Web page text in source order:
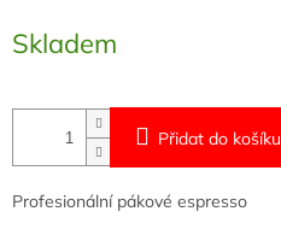
cena:
Skladem
Přidat do košíku
Profesionální pákové espresso